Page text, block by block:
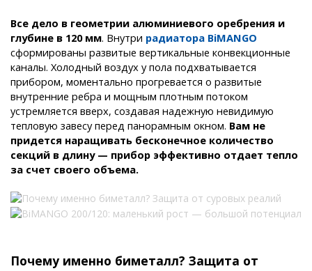
Все дело в геометрии алюминиевого оребрения и
глубине в 120 мм. Внутри радиатора BiMANGO
сформированы развитые вертикальные конвекционные
каналы. Холодный воздух у пола подхватывается
прибором, моментально прогревается о развитые
внутренние ребра и мощным плотным потоком
устремляется вверх, создавая надежную невидимую
тепловую завесу перед панорамным окном. Вам не
придется наращивать бесконечное количество
секций в длину — прибор эффективно отдает тепло
за счет своего объема.
Почему именно биметалл? Защита от